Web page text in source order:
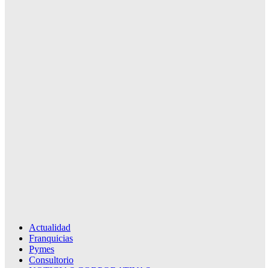
Actualidad
Franquicias
Pymes
Consultorio